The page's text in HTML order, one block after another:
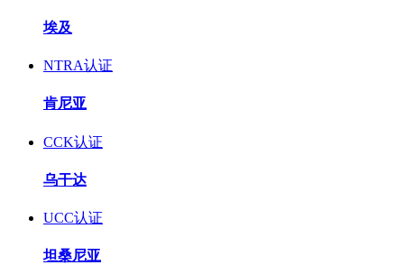
埃及
NTRA认证
肯尼亚
CCK认证
乌干达
UCC认证
坦桑尼亚